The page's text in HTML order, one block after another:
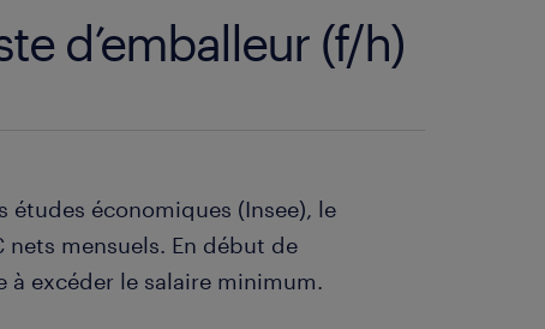
d’emballeur (f/h)
économiques (Insee), le
nets mensuels. En début de
à excéder le salaire minimum.